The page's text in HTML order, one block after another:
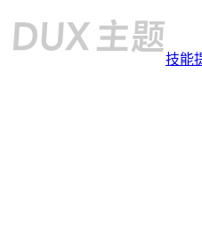
技能